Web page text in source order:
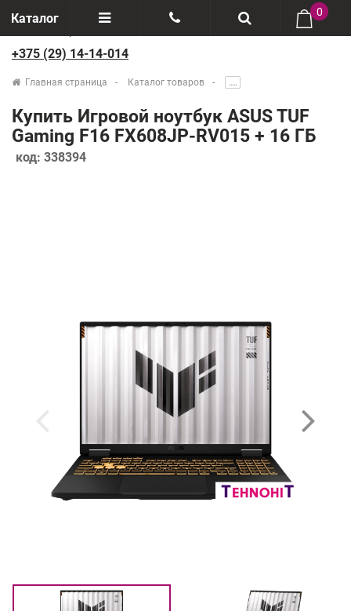
Каталог
Отзывы
Производители
Возврат товаров
+375(29) 888-44-44
0
+375 (29) 14-14-014
Главная страница Каталог товаров .....
Купить Игровой ноутбук ASUS TUF
Gaming F16 FX608JP-RV015 + 16 ГБ
код: 338394